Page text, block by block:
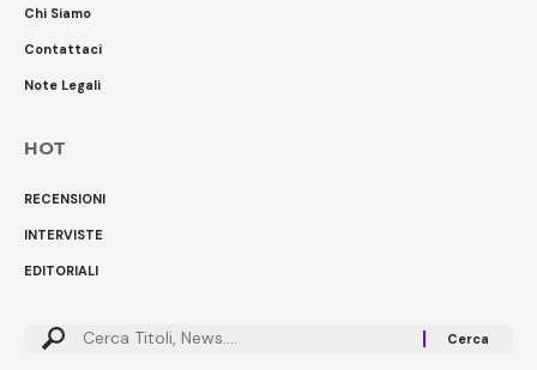
Chi Siamo
Contattaci
Note Legali
HOT
RECENSIONI
INTERVISTE
EDITORIALI
Cerca: